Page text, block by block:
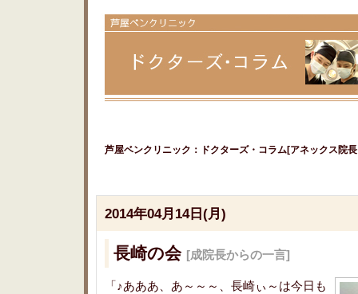
芦屋ベンクリニック：ドクターズ・コラム[アネックス院
2014年04月14日(月)
長崎の会 [成院長からの一言]
「♪あああ、あ～～～、長崎ぃ～は今日も